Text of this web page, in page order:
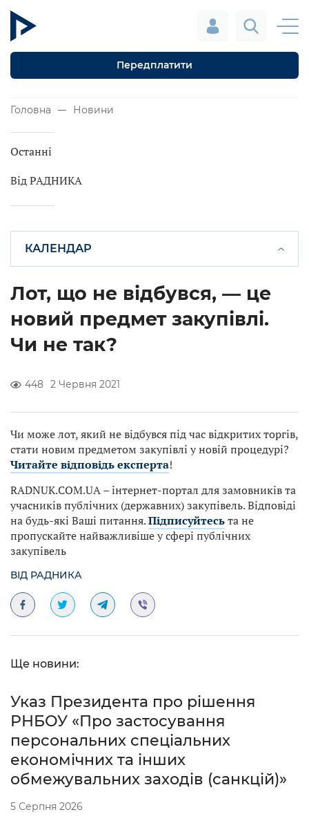
Передплатити
Головна Новини
Останні
Від РАДНИКА
КАЛЕНДАР
Лот, що не відбувся, — це
новий предмет закупівлі.
Чи не так?
448 2 Червня 2021
Чи може лот, який не відбувся під час відкритих торгів,
стати новим предметом закупівлі у новій процедурі?
Читайте відповідь експерта!
RADNUK.COM.UA – інтернет-портал для замовників та
учасників публічних (державних) закупівель. Відповіді
на будь-які Ваші питання.Підписуйтесьта не
пропускайте найважливіше у сфері публічних
закупівель
ВІД РАДНИКА
Ще новини:
Указ Президента про рішення
РНБОУ «Про застосування
персональних спеціальних
економічних та інших
обмежувальних заходів (санкцій)»
5 Серпня 2026